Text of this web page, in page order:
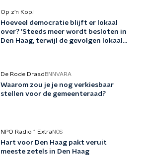
Op z’n Kop!
Hoeveel democratie blijft er lokaal
over? 'Steeds meer wordt besloten in
Den Haag, terwijl de gevolgen lokaal
De Rode Draad BNNVARA
Waarom zou je je nog verkiesbaar
stellen voor de gemeenteraad?
NPO Radio 1 Extra NOS
Hart voor Den Haag pakt veruit
meeste zetels in Den Haag